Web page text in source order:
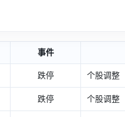
事件
跌停 个股调整
跌停 个股调整